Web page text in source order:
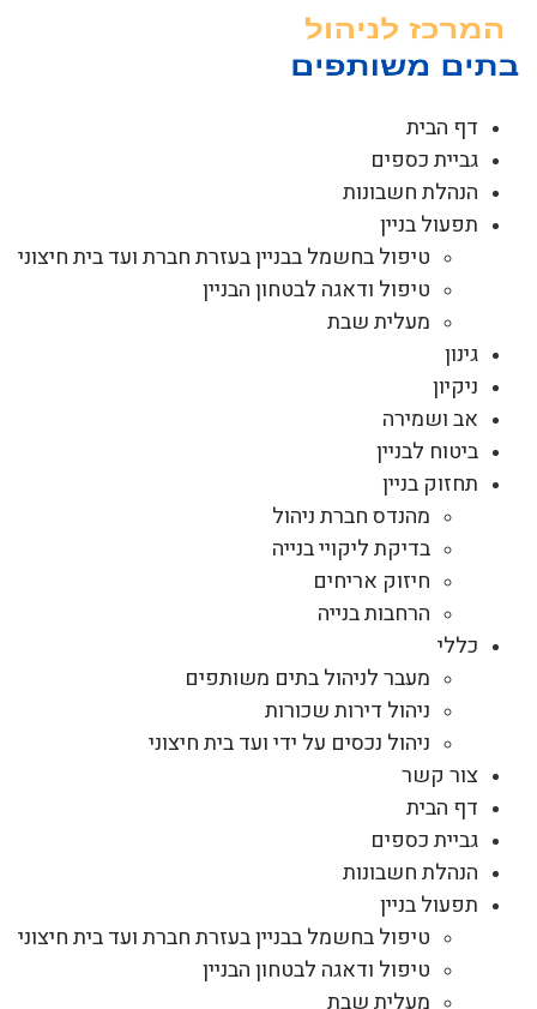
דף הבית
גביית כספים
הנהלת חשבונות
תפעול בניין
טיפול בחשמל בבניין בעזרת חברת ועד בית חיצוני
טיפול ודאגה לבטחון הבניין
מעלית שבת
גינון
ניקיון
אב ושמירה
ביטוח לבניין
תחזוק בניין
מהנדס חברת ניהול
בדיקת ליקויי בנייה
חיזוק אריחים
הרחבות בנייה
כללי
מעבר לניהול בתים משותפים
ניהול דירות שכורות
ניהול נכסים על ידי ועד בית חיצוני
צור קשר
דף הבית
גביית כספים
הנהלת חשבונות
תפעול בניין
טיפול בחשמל בבניין בעזרת חברת ועד בית חיצוני
טיפול ודאגה לבטחון הבניין
מעלית שבת